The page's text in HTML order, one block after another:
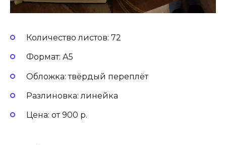
Количество листов: 72
Формат: А5
Обложка: твёрдый переплёт
Разлиновка: линейка
Цена: от 900 р.